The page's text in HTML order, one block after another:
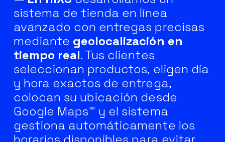
sistema de tienda en línea
avanzado con entregas precisas
mediante geolocalización en
tiempo real. Tus clientes
seleccionan productos, eligen día
y hora exactos de entrega,
colocan su ubicación desde
Google Maps™ y el sistema
gestiona automáticamente los